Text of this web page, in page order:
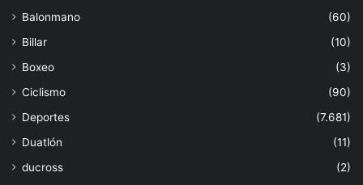
Balonmano
(60)
Billar
(10)
Boxeo
(3)
Ciclismo
(90)
Deportes
(7.681)
Duatlón
(11)
ducross
(2)